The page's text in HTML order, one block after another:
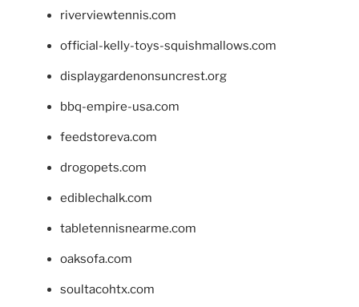
riverviewtennis.com
official-kelly-toys-squishmallows.com
displaygardenonsuncrest.org
bbq-empire-usa.com
feedstoreva.com
drogopets.com
ediblechalk.com
tabletennisnearme.com
oaksofa.com
soultacohtx.com